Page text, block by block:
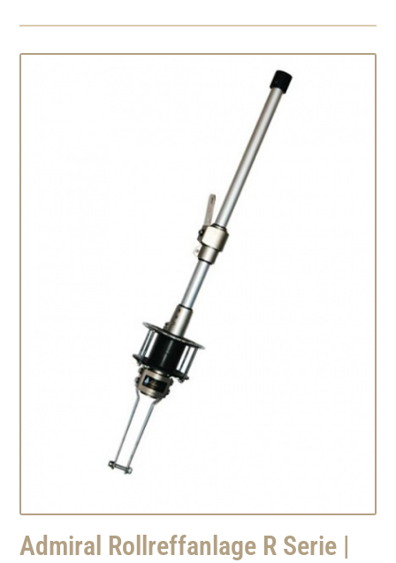
Admiral Rollreffanlage R Serie |